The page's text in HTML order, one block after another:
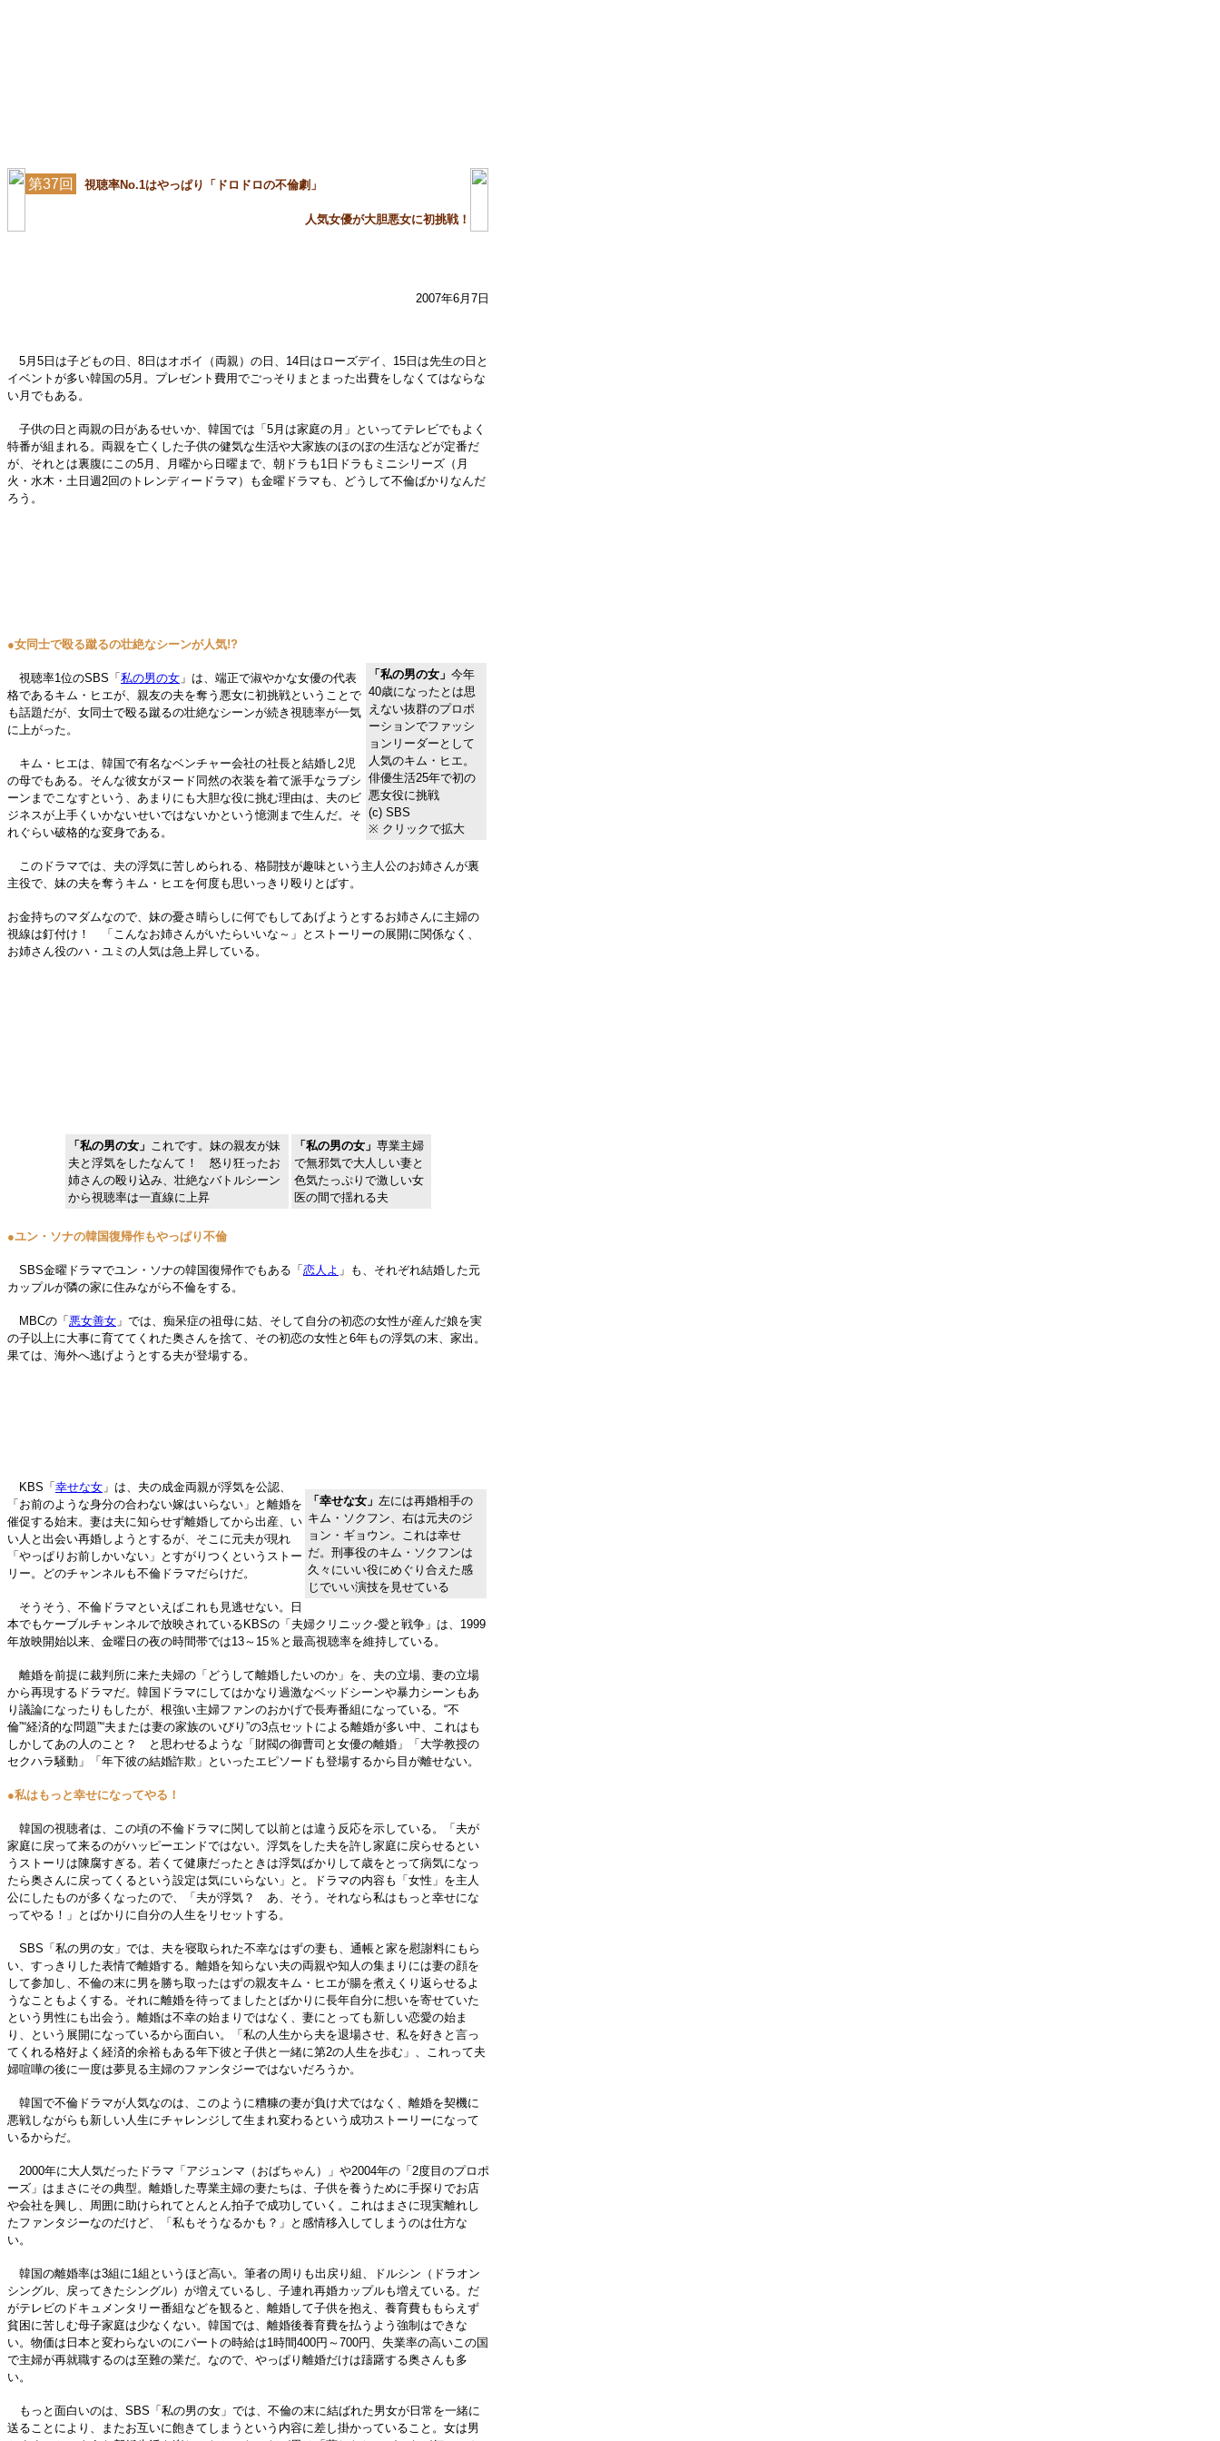
第37回 視聴率No.1はやっぱり「ドロドロの不倫劇」
人気女優が大胆悪女に初挑戦！
2007年6月7日
5月5日は子どもの日、8日はオボイ（両親）の日、14日はローズデイ、15日は先生の日と
イベントが多い韓国の5月。プレゼント費用でごっそりまとまった出費をしなくてはならな
い月でもある。
子供の日と両親の日があるせいか、韓国では「5月は家庭の月」といってテレビでもよく
特番が組まれる。両親を亡くした子供の健気な生活や大家族のほのぼの生活などが定番だ
が、それとは裏腹にこの5月、月曜から日曜まで、朝ドラも1日ドラもミニシリーズ（月
火・水木・土日週2回のトレンディードラマ）も金曜ドラマも、どうして不倫ばかりなんだ
ろう。
「私の男の女」 今年
40歳になったとは思
えない抜群のプロポ
ーションでファッシ
ョンリーダーとして
人気のキム・ヒエ。
俳優生活25年で初の
悪女役に挑戦
(c) SBS
※ クリックで拡大
●女同士で殴る蹴るの壮絶なシーンが人気!?
視聴率1位のSBS「 私の男の女 」は、端正で淑やかな女優の代表
格であるキム・ヒエが、親友の夫を奪う悪女に初挑戦ということで
も話題だが、女同士で殴る蹴るの壮絶なシーンが続き視聴率が一気
に上がった。
キム・ヒエは、韓国で有名なベンチャー会社の社長と結婚し2児
の母でもある。そんな彼女がヌード同然の衣装を着て派手なラブシ
ーンまでこなすという、あまりにも大胆な役に挑む理由は、夫のビ
ジネスが上手くいかないせいではないかという憶測まで生んだ。そ
れぐらい破格的な変身である。
このドラマでは、夫の浮気に苦しめられる、格闘技が趣味という主人公のお姉さんが裏
主役で、妹の夫を奪うキム・ヒエを何度も思いっきり殴りとばす。
お金持ちのマダムなので、妹の憂さ晴らしに何でもしてあげようとするお姉さんに主婦の
視線は釘付け！ 「こんなお姉さんがいたらいいな～」とストーリーの展開に関係なく、
お姉さん役のハ・ユミの人気は急上昇している。
「私の男の女」 これです。妹の親友が妹
夫と浮気をしたなんて！ 怒り狂ったお
姉さんの殴り込み、壮絶なバトルシーン
から視聴率は一直線に上昇
「私の男の女」 専業主婦
で無邪気で大人しい妻と
色気たっぷりで激しい女
医の間で揺れる夫
●ユン・ソナの韓国復帰作もやっぱり不倫
SBS金曜ドラマでユン・ソナの韓国復帰作でもある「 恋人よ 」も、それぞれ結婚した元
カップルが隣の家に住みながら不倫をする。
MBCの「 悪女善女 」では、痴呆症の祖母に姑、そして自分の初恋の女性が産んだ娘を実
の子以上に大事に育ててくれた奥さんを捨て、その初恋の女性と6年もの浮気の末、家出。
果ては、海外へ逃げようとする夫が登場する。
「幸せな女」 左には再婚相手の
キム・ソクフン、右は元夫のジ
ョン・ギョウン。これは幸せ
だ。刑事役のキム・ソクフンは
久々にいい役にめぐり合えた感
じでいい演技を見せている
KBS「 幸せな女 」は、夫の成金両親が浮気を公認、
「お前のような身分の合わない嫁はいらない」と離婚を
催促する始末。妻は夫に知らせず離婚してから出産、い
い人と出会い再婚しようとするが、そこに元夫が現れ
「やっぱりお前しかいない」とすがりつくというストー
リー。どのチャンネルも不倫ドラマだらけだ。
そうそう、不倫ドラマといえばこれも見逃せない。日
本でもケーブルチャンネルで放映されているKBSの「夫婦クリニック-愛と戦争」は、1999
年放映開始以来、金曜日の夜の時間帯では13～15％と最高視聴率を維持している。
離婚を前提に裁判所に来た夫婦の「どうして離婚したいのか」を、夫の立場、妻の立場
から再現するドラマだ。韓国ドラマにしてはかなり過激なベッドシーンや暴力シーンもあ
り議論になったりもしたが、根強い主婦ファンのおかげで長寿番組になっている。“不
倫”“経済的な問題”“夫または妻の家族のいびり”の3点セットによる離婚が多い中、これはも
しかしてあの人のこと？ と思わせるような「財閥の御曹司と女優の離婚」「大学教授の
セクハラ騒動」「年下彼の結婚詐欺」といったエピソードも登場するから目が離せない。
●私はもっと幸せになってやる！
韓国の視聴者は、この頃の不倫ドラマに関して以前とは違う反応を示している。「夫が
家庭に戻って来るのがハッピーエンドではない。浮気をした夫を許し家庭に戻らせるとい
うストーリは陳腐すぎる。若くて健康だったときは浮気ばかりして歳をとって病気になっ
たら奥さんに戻ってくるという設定は気にいらない」と。ドラマの内容も「女性」を主人
公にしたものが多くなったので、「夫が浮気？ あ、そう。それなら私はもっと幸せにな
ってやる！」とばかりに自分の人生をリセットする。
SBS「私の男の女」では、夫を寝取られた不幸なはずの妻も、通帳と家を慰謝料にもら
い、すっきりした表情で離婚する。離婚を知らない夫の両親や知人の集まりには妻の顔を
して参加し、不倫の末に男を勝ち取ったはずの親友キム・ヒエが腸を煮えくり返らせるよ
うなこともよくする。それに離婚を待ってましたとばかりに長年自分に想いを寄せていた
という男性にも出会う。離婚は不幸の始まりではなく、妻にとっても新しい恋愛の始ま
り、という展開になっているから面白い。「私の人生から夫を退場させ、私を好きと言っ
てくれる格好よく経済的余裕もある年下彼と子供と一緒に第2の人生を歩む」、これって夫
婦喧嘩の後に一度は夢見る主婦のファンタジーではないだろうか。
韓国で不倫ドラマが人気なのは、このように糟糠の妻が負け犬ではなく、離婚を契機に
悪戦しながらも新しい人生にチャレンジして生まれ変わるという成功ストーリーになって
いるからだ。
2000年に大人気だったドラマ「アジュンマ（おばちゃん）」や2004年の「2度目のプロポ
ーズ」はまさにその典型。離婚した専業主婦の妻たちは、子供を養うために手探りでお店
や会社を興し、周囲に助けられてとんとん拍子で成功していく。これはまさに現実離れし
たファンタジーなのだけど、「私もそうなるかも？」と感情移入してしまうのは仕方な
い。
韓国の離婚率は3組に1組というほど高い。筆者の周りも出戻り組、ドルシン（ドラオン
シングル、戻ってきたシングル）が増えているし、子連れ再婚カップルも増えている。だ
がテレビのドキュメンタリー番組などを観ると、離婚して子供を抱え、養育費ももらえず
貧困に苦しむ母子家庭は少なくない。韓国では、離婚後養育費を払うよう強制はできな
い。物価は日本と変わらないのにパートの時給は1時間400円～700円、失業率の高いこの国
で主婦が再就職するのは至難の業だ。なので、やっぱり離婚だけは躊躇する奥さんも多
い。
もっと面白いのは、SBS「私の男の女」では、不倫の末に結ばれた男女が日常を一緒に
送ることにより、またお互いに飽きてしまうという内容に差し掛かっていること。女は男